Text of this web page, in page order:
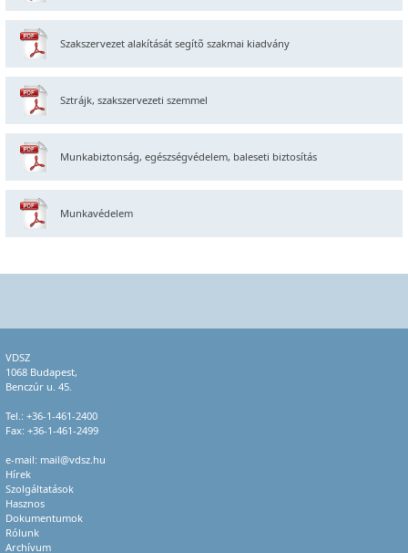
Szakszervezet alakítását segítõ szakmai kiadvány
Sztrájk, szakszervezeti szemmel
Munkabiztonság, egészségvédelem, baleseti biztosítás
Munkavédelem
VDSZ
1068 Budapest,
Benczúr u. 45.
Tel.: +36-1-461-2400
Fax: +36-1-461-2499
e-mail: mail@vdsz.hu
Hírek
Szolgáltatások
Hasznos
Dokumentumok
Rólunk
Archívum